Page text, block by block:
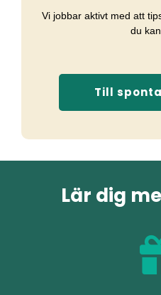
Vi jobbar aktivt med att
du
Till
Lär dig